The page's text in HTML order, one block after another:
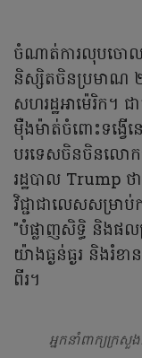
ចំណាត់ការលុបចោល
និស្សិតចិនប្រមាណ
សហរដ្ឋអាម៉េរិក។ ជ
ម៉ឺងម៉ាត់ចំពោះទង្វើន
បរទេសចិនចិនលោក
រដ្ឋបាល Trump
វិជ្ជាជាលេសសម្រ
"បំផ្លាញសិទ្ធិ និងផ
យ៉ាងធ្ងន់ធ្ងរ និងរំខា
ពីរ។
អ្នកនាំពាក្យក្រ